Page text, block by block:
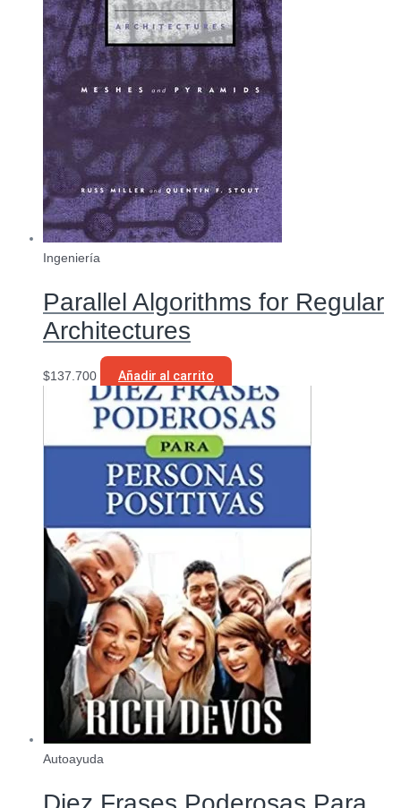
Ingeniería
Parallel Algorithms for Regular
Architectures
$137.700 Añadir al carrito
Autoayuda